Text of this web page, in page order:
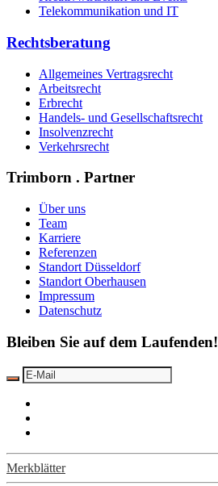
Telekommunikation und IT
Rechtsberatung
Allgemeines Vertragsrecht
Arbeitsrecht
Erbrecht
Handels- und Gesellschaftsrecht
Insolvenzrecht
Verkehrsrecht
Trimborn . Partner
Über uns
Team
Karriere
Referenzen
Standort Düsseldorf
Standort Oberhausen
Impressum
Datenschutz
Bleiben Sie auf dem Laufenden!
Merkblätter